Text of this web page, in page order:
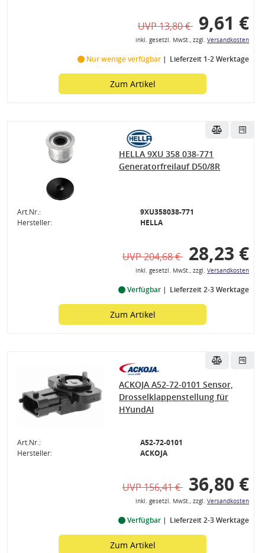
UVP 13,80 € 9,61 €
inkl. gesetzl. MwSt., zzgl. Versandkosten
Nur wenige verfügbar Lieferzeit 1-2 Werktage
Zum Artikel
HELLA 9XU 358 038-771
Generatorfreilauf D50/8R
Art.Nr.:
9XU358038-771
Hersteller:
HELLA
UVP 204,68 € 28,23 €
inkl. gesetzl. MwSt., zzgl. Versandkosten
Verfügbar Lieferzeit 2-3 Werktage
Zum Artikel
ACKOJA A52-72-0101 Sensor,
Drosselklappenstellung für
HYundAI
Art.Nr.:
A52-72-0101
Hersteller:
ACKOJA
UVP 156,41 € 36,80 €
inkl. gesetzl. MwSt., zzgl. Versandkosten
Verfügbar Lieferzeit 2-3 Werktage
Zum Artikel